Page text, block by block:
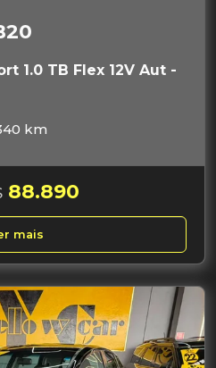
1.0 TB Flex 12V Aut -
km
88.890
mais